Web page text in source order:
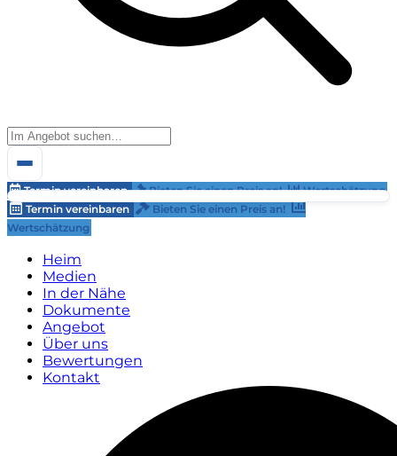
Termin vereinbaren Bieten Sie einen Preis an!
Wertschätzung
Termin vereinbaren
Bieten Sie einen Preis an!
Wertschätzung
Heim
Medien
In der Nähe
Dokumente
Angebot
Über uns
Bewertungen
Kontakt